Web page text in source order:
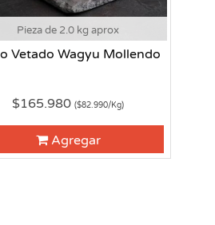
Pieza de 2.0 kg aprox
Vetado Wagyu Mollendo
$165.980($82.990/Kg)
Agregar